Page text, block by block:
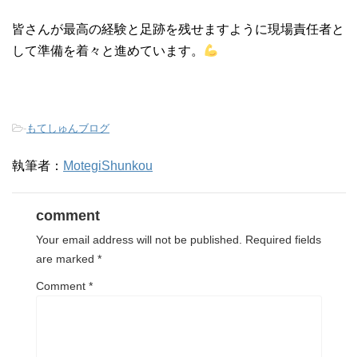
皆さんが最高の経験と足跡を残せますように現場責任者と
して準備を着々と進めています。
-もてしゅんブログ
執筆者： MotegiShunkou
comment
Your email address will not be published.
Required fields
are marked *
Comment *